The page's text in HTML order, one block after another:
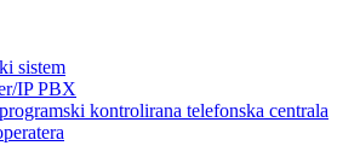
sistem
IP PBX
kontrolirana telefonska centrala